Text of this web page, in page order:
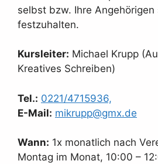
selbst bzw. Ihre
festzuhalten.
Kursleiter: Michael Krupp
Kreatives Schreiben)
Tel.: 0221/4715936,
E-Mail: mikrupp@gmx.de
Wann: 1x monatlich nach
Montag im Monat, 10:00 –